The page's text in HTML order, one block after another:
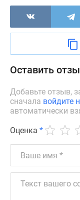
застройщиком
Поиск
Москве
реновации
Москве
Новостройки
премиум-
класса
бизнес-
класса
Оставить
Добавьте отзыв,
сначала войдите
автоматически
Оценка *